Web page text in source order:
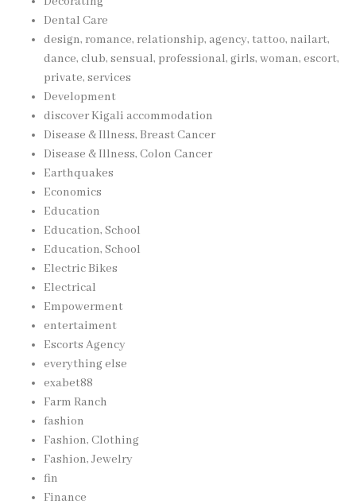
Dental Care
design, romance, relationship, agency, tattoo, nailart,
dance, club, sensual, professional, girls, woman, escort,
private, services
Development
discover Kigali accommodation
Disease & Illness, Breast Cancer
Disease & Illness, Colon Cancer
Earthquakes
Economics
Education
Education, School
Education, School
Electric Bikes
Electrical
Empowerment
entertaiment
Escorts Agency
everything else
exabet88
Farm Ranch
fashion
Fashion, Clothing
Fashion, Jewelry
fin
Finance